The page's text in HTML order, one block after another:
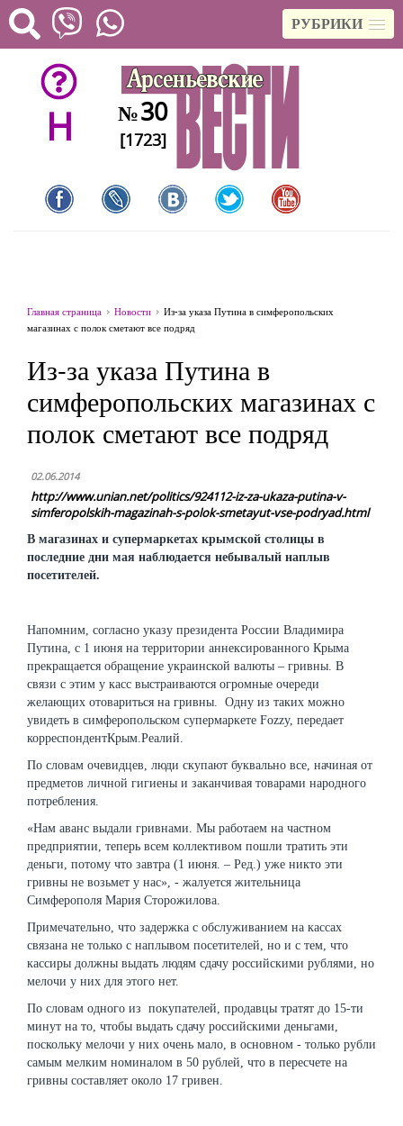
РУБРИКИ
H №30
[1723]
Главная страница Новости
Из-за указа Путина в симферопольских
магазинах с полок сметают все подряд
Из-за указа Путина в
симферопольских магазинах с
полок сметают все подряд
02.06.2014
http://www.unian.net/politics/924112-iz-za-ukaza-putina-v-
simferopolskih-magazinah-s-polok-smetayut-vse-podryad.html
В магазинах и супермаркетах крымской столицы в
последние дни мая наблюдается небывалый наплыв
посетителей.
Напомним, согласно указу президента России Владимира
Путина, с 1 июня на территории аннексированного Крыма
прекращается обращение украинской валюты – гривны. В
связи с этим у касс выстраиваются огромные очереди
желающих отовариться на гривны. Одну из таких можно
увидеть в симферопольском супермаркете Fozzy, передает
корреспондентКрым.Реалий.
По словам очевидцев, люди скупают буквально все, начиная от
предметов личной гигиены и заканчивая товарами народного
потребления.
«Нам аванс выдали гривнами. Мы работаем на частном
предприятии, теперь всем коллективом пошли тратить эти
деньги, потому что завтра (1 июня. – Ред.) уже никто эти
гривны не возьмет у нас», - жалуется жительница
Симферополя Мария Сторожилова.
Примечательно, что задержка с обслуживанием на кассах
связана не только с наплывом посетителей, но и с тем, что
кассиры должны выдать людям сдачу российскими рублями, но
мелочи у них для этого нет.
По словам одного из покупателей, продавцы тратят до 15-ти
минут на то, чтобы выдать сдачу российскими деньгами,
поскольку мелочи у них очень мало, в основном - только рубли
самым мелким номиналом в 50 рублей, что в пересчете на
гривны составляет около 17 гривен.